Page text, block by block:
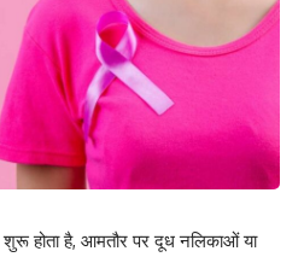
होता है, आमतौर पर दूध नलिकाओं या